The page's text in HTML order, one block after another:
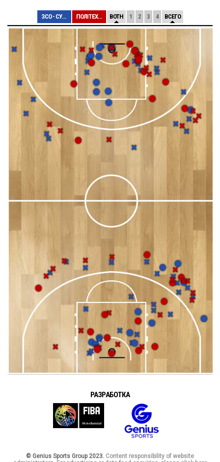
ЗСО - СУМДУ ПОЛІТЕХНІК (ХАР... BOTH 1 2 3 4 ВСЕГО
РАЗРАБОТКА
© Genius Sports Group 2023. Content responsibility of website